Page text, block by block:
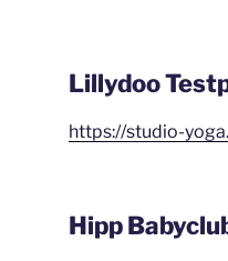
Lillydoo
https://studio-
Hipp